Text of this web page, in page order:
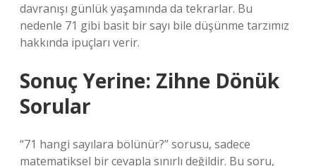
davranışı günlük yaşamında da tekrarlar. Bu
nedenle 71 gibi basit bir sayı bile düşünme tarzımız
hakkında ipuçları verir.
Sonuç Yerine: Zihne Dönük
Sorular
“71 hangi sayılara bölünür?” sorusu, sadece
matematiksel bir cevapla sınırlı değildir. Bu soru,